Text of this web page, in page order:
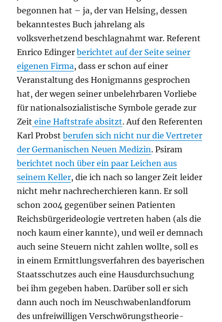
begonnen hat – ja, der van Helsing, dessen
bekanntestes Buch jahrelang als
volksverhetzend beschlagnahmt war. Referent
Enrico Edingerberichtet auf der Seite seiner
eigenen Firma, dass er schon auf einer
Veranstaltung des Honigmanns gesprochen
hat, der wegen seiner unbelehrbaren Vorliebe
für nationalsozialistische Symbole gerade zur
Zeit eine Haftstrafe absitzt. Auf den Referenten
Karl Probstberufen sich nicht nur die Vertreter
der Germanischen Neuen Medizin. Psiram
berichtet noch über ein paar Leichen aus
seinem Keller, die ich nach so langer Zeit leider
nicht mehr nachrecherchieren kann. Er soll
schon 2004 gegenüber seinen Patienten
Reichsbürgerideologie vertreten haben (als die
noch kaum einer kannte), und weil er demnach
auch seine Steuern nicht zahlen wollte, soll es
in einem Ermittlungsverfahren des bayerischen
Staatsschutzes auch eine Hausdurchsuchung
bei ihm gegeben haben. Darüber soll er sich
dann auch noch im Neuschwabenlandforum
des unfreiwilligen Verschwörungstheorie-